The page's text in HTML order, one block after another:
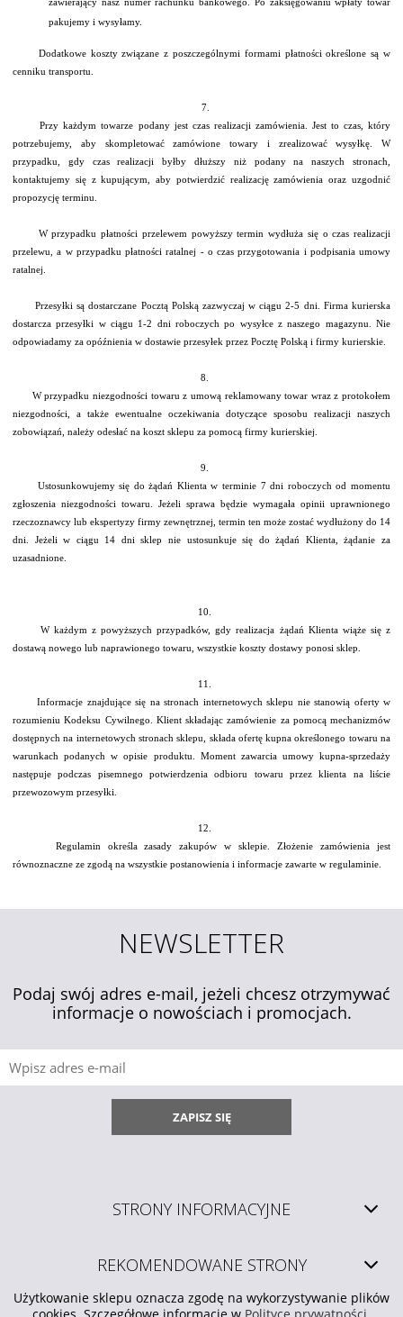
zawierający nasz numer rachunku bankowego. Po zaksięgowaniu wpłaty towar
pakujemy i wysyłamy.
Dodatkowe koszty związane z poszczególnymi formami płatności określone są w
cenniku transportu.
7.
Przy każdym towarze podany jest czas realizacji zamówienia. Jest to czas, który
potrzebujemy, aby skompletować zamówione towary i zrealizować wysyłkę. W
przypadku, gdy czas realizacji byłby dłuższy niż podany na naszych stronach,
kontaktujemy się z kupującym, aby potwierdzić realizację zamówienia oraz uzgodnić
propozycję terminu.
W przypadku płatności przelewem powyższy termin wydłuża się o czas realizacji
przelewu, a w przypadku płatności ratalnej - o czas przygotowania i podpisania umowy
ratalnej.
Przesyłki są dostarczane Pocztą Polską zazwyczaj w ciągu 2-5 dni. Firma kurierska
dostarcza przesyłki w ciągu 1-2 dni roboczych po wysyłce z naszego magazynu. Nie
odpowiadamy za opóźnienia w dostawie przesyłek przez Pocztę Polską i firmy kurierskie.
8.
W przypadku niezgodności towaru z umową reklamowany towar wraz z protokołem
niezgodności, a także ewentualne oczekiwania dotyczące sposobu realizacji naszych
zobowiązań, należy odesłać na koszt sklepu za pomocą firmy kurierskiej.
9.
Ustosunkowujemy się do żądań Klienta w terminie 7 dni roboczych od momentu
zgłoszenia niezgodności towaru. Jeżeli sprawa będzie wymagała opinii uprawnionego
rzeczoznawcy lub ekspertyzy firmy zewnętrznej, termin ten może zostać wydłużony do 14
dni. Jeżeli w ciągu 14 dni sklep nie ustosunkuje się do żądań Klienta, żądanie za
uzasadnione.
10.
W każdym z powyższych przypadków, gdy realizacja żądań Klienta wiąże się z
dostawą nowego lub naprawionego towaru, wszystkie koszty dostawy ponosi sklep.
11.
Informacje znajdujące się na stronach internetowych sklepu nie stanowią oferty w
rozumieniu Kodeksu Cywilnego. Klient składając zamówienie za pomocą mechanizmów
dostępnych na internetowych stronach sklepu, składa ofertę kupna określonego towaru na
warunkach podanych w opisie produktu. Moment zawarcia umowy kupna-sprzedaży
następuje podczas pisemnego potwierdzenia odbioru towaru przez klienta na liście
przewozowym przesyłki.
12.
Regulamin określa zasady zakupów w sklepie. Złożenie zamówienia jest
równoznaczne ze zgodą na wszystkie postanowienia i informacje zawarte w regulaminie.
NEWSLETTER
Podaj swój adres e-mail, jeżeli chcesz otrzymywać
informacje o nowościach i promocjach.
ZAPISZ SIĘ
STRONY INFORMACYJNE
REKOMENDOWANE STRONY
Użytkowanie sklepu oznacza zgodę na wykorzystywanie plików